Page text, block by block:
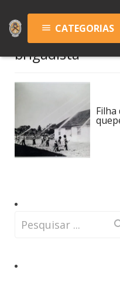
menu CATEGORIAS
brigadista